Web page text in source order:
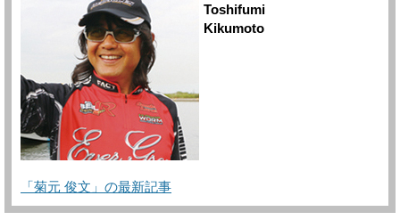
Toshifumi
Kikumoto
「菊元 俊文」の最新記事